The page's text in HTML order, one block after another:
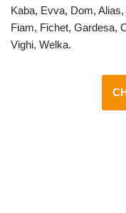
Kaba, Evva, Dom,
Fiam, Fichet, Gardesa,
Vighi, Welka.